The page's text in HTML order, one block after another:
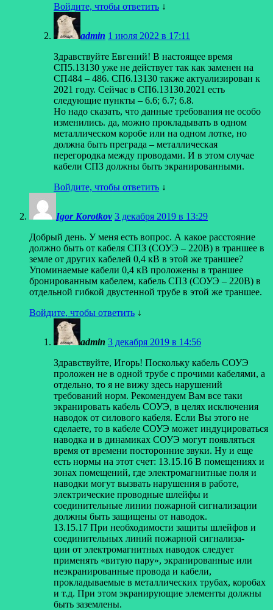
Войдите, чтобы ответить ↓
admin 1 июля 2022 в 17:11
Здравствуйте Евгений! В настоящее время
СП5.13130 уже не действует так как заменен на
СП484 – 486. СП6.13130 также актуализирован к
2021 году. Сейчас в СП6.13130.2021 есть
следующие пункты – 6.6; 6.7; 6.8.
Но надо сказать, что данные требования не особо
изменились. да, можно прокладывать в одном
металлическом коробе или на одном лотке, но
должна быть преграда – металлическая
перегородка между проводами. И в этом случае
кабели СПЗ должны быть экранированными.
Войдите, чтобы ответить ↓
Igor Korotkov 3 декабря 2019 в 13:29
Добрый день. У меня есть вопрос. А какое расстояние
должно быть от кабеля СПЗ (СОУЭ – 220В) в траншее в
земле от других кабелей 0,4 кВ в этой же траншее?
Упоминаемые кабели 0,4 кВ проложены в траншее
бронированным кабелем, кабель СПЗ (СОУЭ – 220В) в
отдельной гибкой двустенной трубе в этой же траншее.
Войдите, чтобы ответить ↓
admin 3 декабря 2019 в 14:56
Здравствуйте, Игорь! Поскольку кабель СОУЭ
проложен не в одной трубе с прочими кабелями, а
отдельно, то я не вижу здесь нарушений
требований норм. Рекомендуем Вам все таки
экранировать кабель СОУЭ, в целях исключения
наводок от силового кабеля. Если Вы этого не
сделаете, то в кабеле СОУЭ может индуцироваться
наводка и в динамиках СОУЭ могут появляться
время от времени посторонние звуки. Ну и еще
есть нормы на этот счет: 13.15.16 В помещениях и
зонах помещений, где электромагнитные поля и
наводки могут вызвать нарушения в работе,
электрические проводные шлейфы и
соединительные линии пожарной сигнализации
должны быть защищены от наводок.
13.15.17 При необходимости защиты шлейфов и
соединительных линий пожарной сигнализа-
ции от электромагнитных наводок следует
применять «витую пару», экранированные или
неэкранированные провода и кабели,
прокладываемые в металлических трубах, коробах
и т.д. При этом экранирующие элементы должны
быть заземлены.